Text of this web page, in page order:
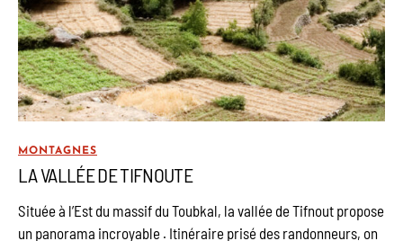
MONTAGNES
LA VALLÉE DE TIFNOUTE
Située à l’Est du massif du Toubkal, la vallée de Tifnout propose
un panorama incroyable . Itinéraire prisé des randonneurs, on